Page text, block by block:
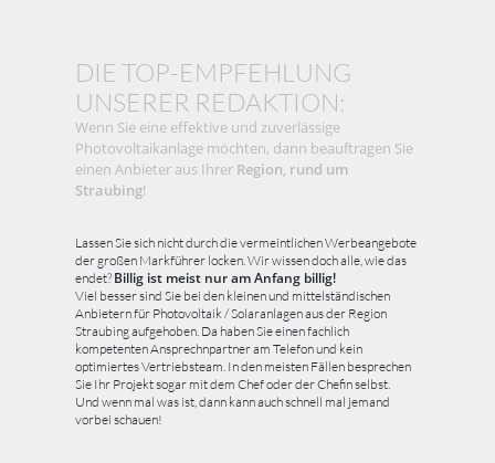
DIE TOP-EMPFEHLUNG
UNSERER REDAKTION:
Wenn Sie eine effektive und zuverlässige
Photovoltaikanlage möchten, dann beauftragen Sie
einen Anbieter aus Ihrer Region, rund um
Straubing!
Lassen Sie sich nicht durch die vermeintlichen Werbeangebote
der großen Markführer locken. Wir wissen doch alle, wie das
endet?Billig ist meist nur am Anfang billig!
Viel besser sind Sie bei den kleinen und mittelständischen
Anbietern für Photovoltaik / Solaranlagen aus der Region
Straubing aufgehoben. Da haben Sie einen fachlich
kompetenten Ansprechnpartner am Telefon und kein
optimiertes Vertriebsteam. In den meisten Fällen besprechen
Sie Ihr Projekt sogar mit dem Chef oder der Chefin selbst.
Und wenn mal was ist, dann kann auch schnell mal jemand
vorbei schauen!